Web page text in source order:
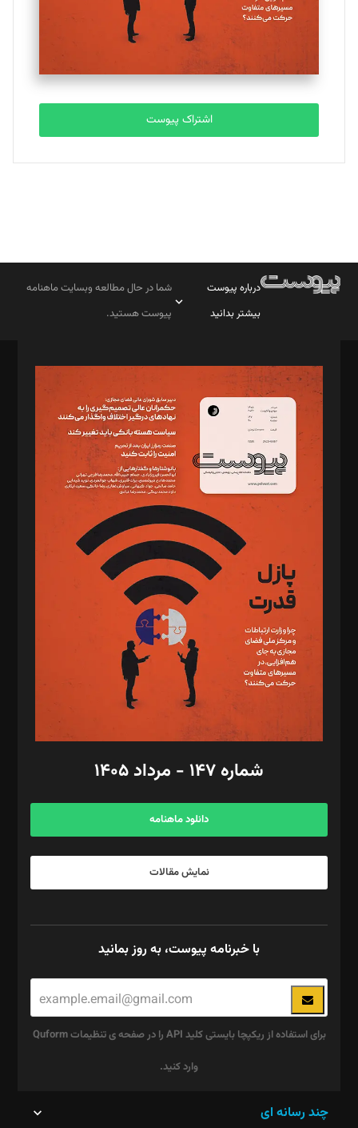
اشتراک پیوست
درباره پیوست
بیشتر بدانید
شما در حال مطالعه وبسایت ماهنامه
پیوست هستید.
مدیر مسئول: محمدباقر اثنی‌عشری
سردبیر: مهرک محمودی
دبیر تحریریه: میثم قاسمی
د‌بیر ناداستان: سمانه سمیع
د‌بیر خدمت و تجارت: ابوالفضل رجبی
د‌بیر حقوق فناوری: حسام‌الدین ایپکچی
د‌بیر پیوست جهان: مینا پاکدل
د‌بیر تحریریه آنلاین: بابک نقاش
تحریریه‌: مجتبی محمود‌ی، آرش برهمند، یسنا امان‌پور، سروش کرمیان،
مصطفی مسجدی آرانی، ابوالفضل رجبی، زهرا فکرانه، فائزه فتحی
رستمی،مصطفی باستان
ویرایش: نگار استاد‌‌آقا
طراح یونیفرم: مجید توکلی
فیلمبرداری و عکاسی: امیر شفیعی، مانی لطفی زاده
گرافیک و صفحه‌آرایی: سید‌سبحان‌علی ثابت
مد‌یر توسعه تجاری: کامبیز برید‌
امور مالی: شاپور رهبری، محمد‌ کاظمی‌نیا
آگهی و مشترکین: ۰۹۱۹۹۹۹۰۴۵۴
شماره ۱۴۷ - مرداد ۱۴۰۵
دانلود ماهنامه
نمایش مقالات
با خبرنامه پیوست، به روز بمانید
برای استفاده از ریکپچا بایستی کلید API را در صفحه ی تنظیمات Quform
وارد کنید.
چند رسانه ای